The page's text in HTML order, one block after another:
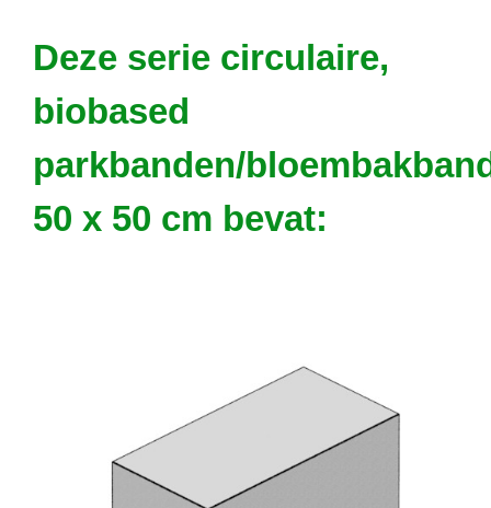
Deze serie circulaire,
biobased
parkbanden/
50 x 50 cm bevat: